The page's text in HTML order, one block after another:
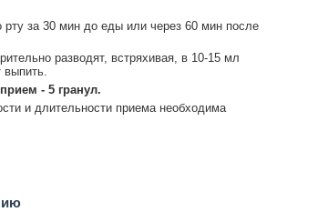
рту за 30 мин до еды или через 60 мин после
разводят, встряхивая, в 10-15 мл
выпить.
- 5 гранул.
и длительности приема необходима